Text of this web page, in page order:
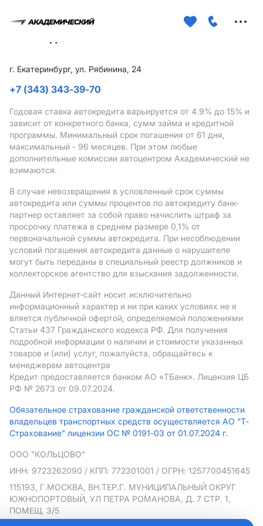
г. Екатеринбург, ул. Рябинина, 24
+7 (343) 343-39-70
Годовая ставка автокредита варьируется от 4.9% до 15% и
зависит от конкретного банка, сумм займа и кредитной
программы. Минимальный срок погашения от 61 дня,
максимальный - 96 месяцев. При этом любые
дополнительные комиссии автоцентром Академический не
взимаются.
В случае невозвращения в условленный срок суммы
автокредита или суммы процентов по автокредиту банк-
партнер оставляет за собой право начислить штраф за
просрочку платежа в среднем размере 0,1% от
первоначальной суммы автокредита. При несоблюдении
условий погашения автокредита данные о нарушителе
могут быть переданы в специальный реестр должников и
коллекторское агентство для взыскания задолженности.
Данный Интернет-сайт носит исключительно
информационный характер и ни при каких условиях не я
вляется публичной офертой, определяемой положениями
Статьи 437 Гражданского кодекса РФ. Для получения
подробной информации о наличии и стоимости указанных
товаров и (или) услуг, пожалуйста, обращайтесь к
менеджерам автоцентра
Кредит предоставляется банком АO «ТБанк». Лицензия ЦБ
РФ № 2673 от 09.07.2024.
Обязательное страхование гражданской ответственности
владельцев транспортных средств осуществляется АО "Т-
Страхование" лицензии ОС № 0191-03 от 01.07.2024 г.
ООО "КОЛЬЦОВО"
ИНН: 9723262090 / КПП: 772301001 / ОГРН: 1257700451645
115193, Г.МОСКВА, ВН.ТЕР.Г. МУНИЦИПАЛЬНЫЙ ОКРУГ
ЮЖНОПОРТОВЫЙ, УЛ ПЕТРА РОМАНОВА, Д. 7 СТР. 1,
ПОМЕЩ. 3/5